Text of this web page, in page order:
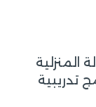
المنزلية
تدريبية